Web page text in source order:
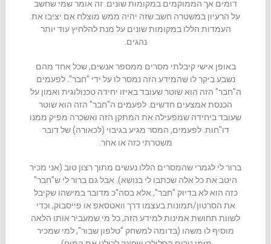
דומים אך הממוקמים במקומות שונים. זה אומר שמי שחשב
על הרעיון במשטרה חשב שזה יהיה ממש מוצלח אם יציבו את
העמדות הללו במקומות שונים על מנת להלחיץ עוד יותר
נהגים.
באופן אישי קיבלתי מסרים ממספר אנשים, שכל אחד מהם
נשבע ביקר לו שהמידע הזה נמסר לו על ידי "חבר". לפעמים
ה"חבר" הזה הוא שוטר שעובד באיזו יחידה טכנולוגית ואמון על
הכנסת אמצעים חדשים. לפעמים ה"חבר" הזה הוא שוטר
שעובד ביחידה שמפעילה את המתקן הזה ואשכרה מפיק ממנו
דו"חות. לפעמים, המסר מגיע בגיבוי (לכאורה) של דובר
משטרתי כזה או אחר.
ברור לי לגמרי שהמסרים הללו נעשים מתוך רצון טוב (אני מכיר
היטב את כל אלה שכתבו לי בנושא). אבל גם ברור לי ש"חבר"
כזה הוא לא בדיוק "חבר", אלא בסה"כ מדובר במישהו שקיבל
את הסרטון/תמונות בעצמו דרך וואטסאפ או פייסבוק, וכדי
לשוות תחושת אמינות למידע הזה, כל מי שמעביר אותו הלאה
מוסיף לו משהו (בדומה למשחק "טלפון שבור", למי שמכיר